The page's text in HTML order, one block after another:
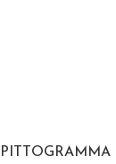
PITTOGRAMMA